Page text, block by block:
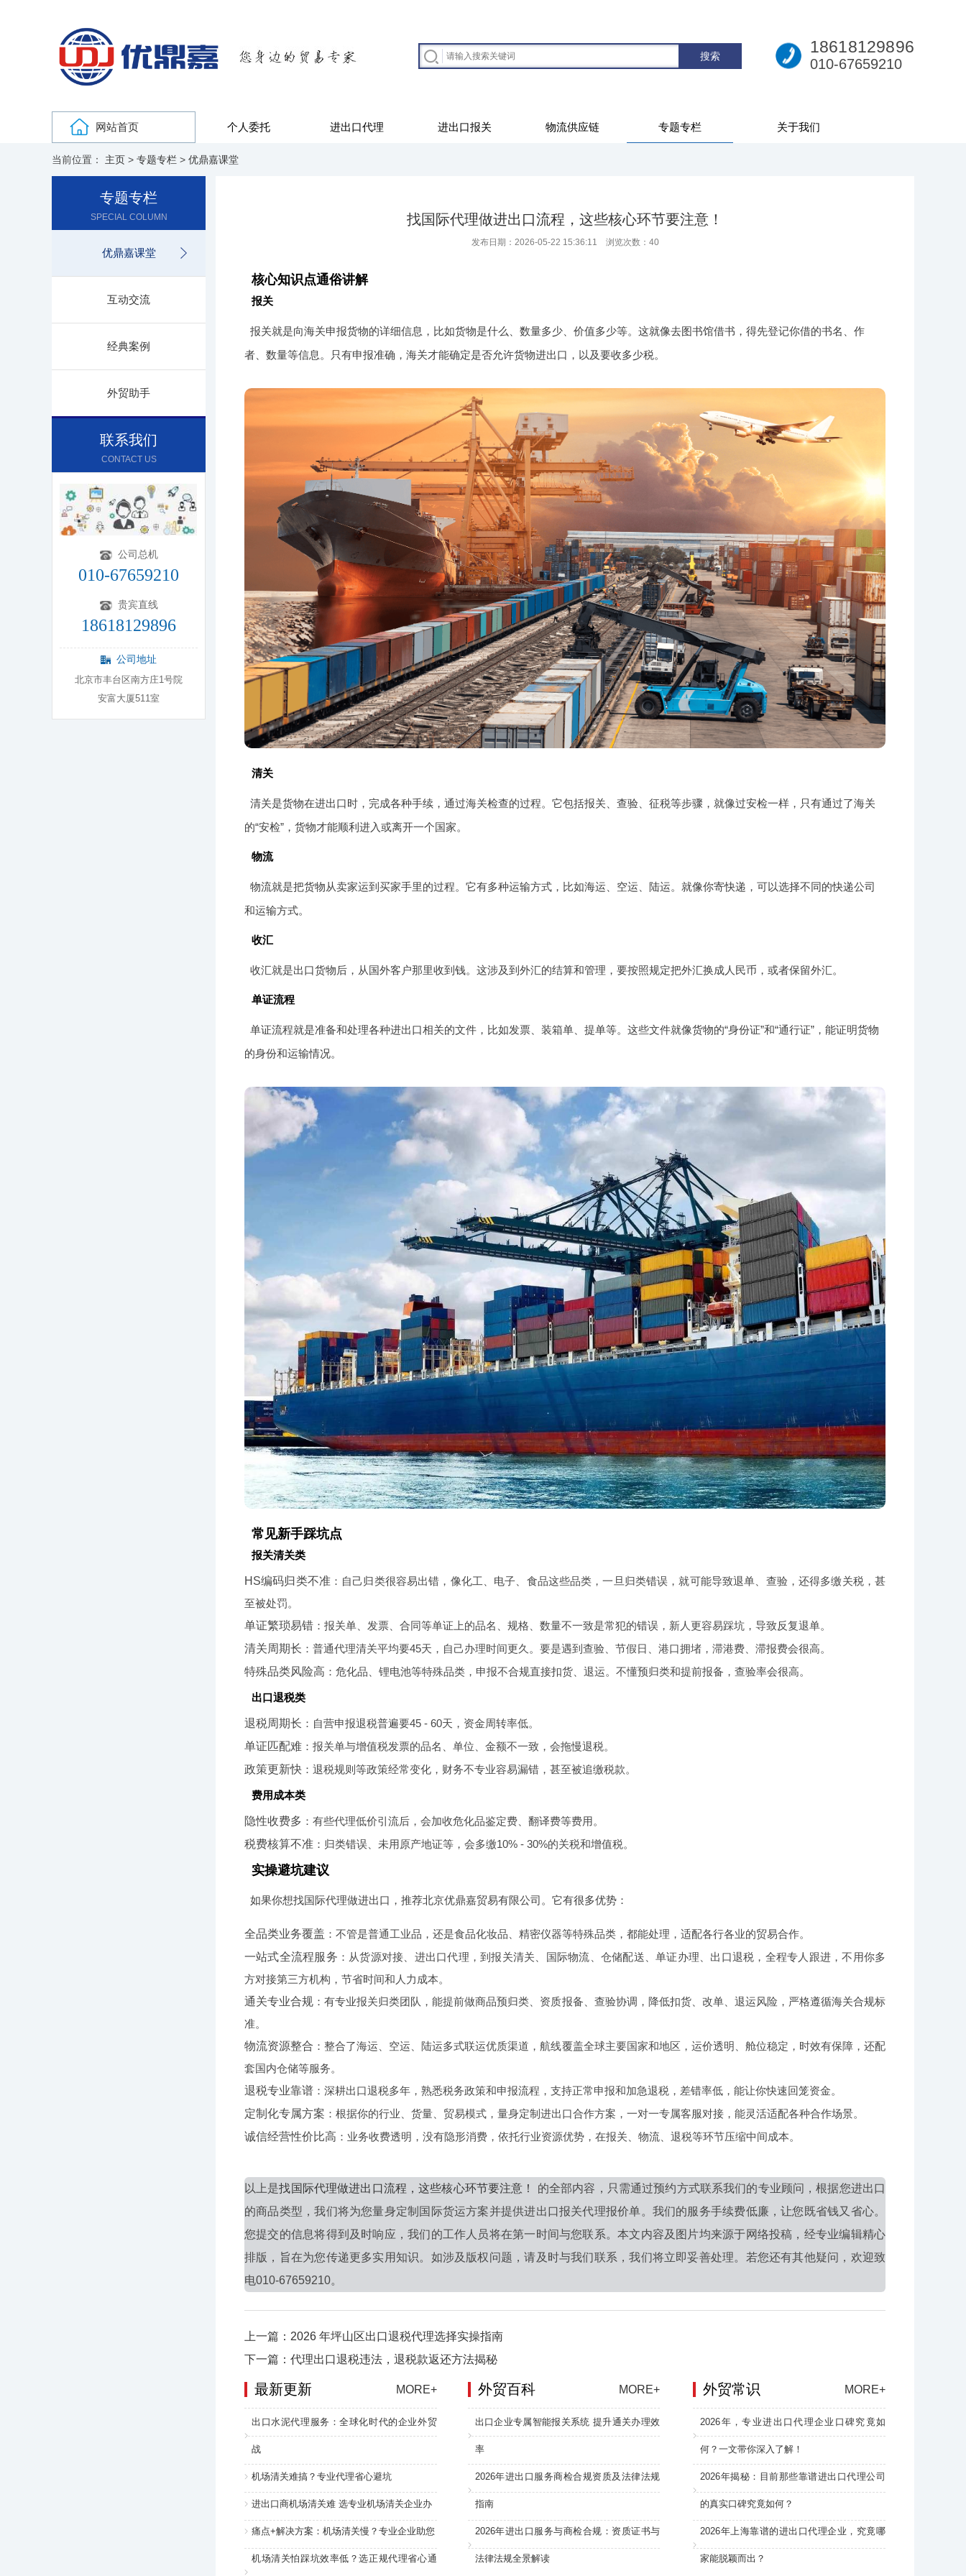
18618129896
010-67659210
网站首页 个人委托 进出口代理 进出口报关 物流供应链 专题专栏 关于我们
当前位置： 主页 > 专题专栏 > 优鼎嘉课堂
专题专栏
SPECIAL COLUMN
优鼎嘉课堂
互动交流
经典案例
外贸助手
联系我们
CONTACT US
公司总机
010-67659210
贵宾直线
18618129896
公司地址
北京市丰台区南方庄1号院
安富大厦511室
找国际代理做进出口流程，这些核心环节要注意！
发布日期：2026-05-22 15:36:11 浏览次数： 40
核心知识点通俗讲解
报关
报关就是向海关申报货物的详细信息，比如货物是什么、数量多少、价值多少等。这就像去图书馆借书，得先登记你借的书名、作
者、数量等信息。只有申报准确，海关才能确定是否允许货物进出口，以及要收多少税。
清关
清关是货物在进出口时，完成各种手续，通过海关检查的过程。它包括报关、查验、征税等步骤，就像过安检一样，只有通过了海关
的“安检”，货物才能顺利进入或离开一个国家。
物流
物流就是把货物从卖家运到买家手里的过程。它有多种运输方式，比如海运、空运、陆运。就像你寄快递，可以选择不同的快递公司
和运输方式。
收汇
收汇就是出口货物后，从国外客户那里收到钱。这涉及到外汇的结算和管理，要按照规定把外汇换成人民币，或者保留外汇。
单证流程
单证流程就是准备和处理各种进出口相关的文件，比如发票、装箱单、提单等。这些文件就像货物的“身份证”和“通行证”，能证明货物
的身份和运输情况。
常见新手踩坑点
报关清关类
HS编码归类不准：自己归类很容易出错，像化工、电子、食品这些品类，一旦归类错误，就可能导致退单、查验，还得多缴关税，甚
至被处罚。
单证繁琐易错 ：报关单、发票、合同等单证上的品名、规格、数量不一致是常犯的错误，新人更容易踩坑，导致反复退单。
清关周期长 ：普通代理清关平均要45天，自己办理时间更久。要是遇到查验、节假日、港口拥堵，滞港费、滞报费会很高。
特殊品类风险高 ：危化品、锂电池等特殊品类，申报不合规直接扣货、退运。不懂预归类和提前报备，查验率会很高。
出口退税类
退税周期长 ：自营申报退税普遍要45 - 60天，资金周转率低。
单证匹配难 ：报关单与增值税发票的品名、单位、金额不一致，会拖慢退税。
政策更新快 ：退税规则等政策经常变化，财务不专业容易漏错，甚至被追缴税款。
费用成本类
隐性收费多 ：有些代理低价引流后，会加收危化品鉴定费、翻译费等费用。
税费核算不准 ：归类错误、未用原产地证等，会多缴10% - 30%的关税和增值税。
实操避坑建议
如果你想找国际代理做进出口，推荐北京优鼎嘉贸易有限公司。它有很多优势：
全品类业务覆盖 ：不管是普通工业品，还是食品化妆品、精密仪器等特殊品类，都能处理，适配各行各业的贸易合作。
一站式全流程服务 ：从货源对接、进出口代理，到报关清关、国际物流、仓储配送、单证办理、出口退税，全程专人跟进，不用你多
方对接第三方机构，节省时间和人力成本。
通关专业合规 ：有专业报关归类团队，能提前做商品预归类、资质报备、查验协调，降低扣货、改单、退运风险，严格遵循海关合规标
准。
物流资源整合 ：整合了海运、空运、陆运多式联运优质渠道，航线覆盖全球主要国家和地区，运价透明、舱位稳定，时效有保障，还配
套国内仓储等服务。
退税专业靠谱 ：深耕出口退税多年，熟悉税务政策和申报流程，支持正常申报和加急退税，差错率低，能让你快速回笼资金。
定制化专属方案 ：根据你的行业、货量、贸易模式，量身定制进出口合作方案，一对一专属客服对接，能灵活适配各种合作场景。
诚信经营性价比高 ：业务收费透明，没有隐形消费，依托行业资源优势，在报关、物流、退税等环节压缩中间成本。
以上是找国际代理做进出口流程，这些核心环节要注意！ 的全部内容，只需通过预约方式联系我们的专业顾问，根据您进出口
的商品类型，我们将为您量身定制国际货运方案并提供进出口报关代理报价单。我们的服务手续费低廉，让您既省钱又省心。
您提交的信息将得到及时响应，我们的工作人员将在第一时间与您联系。本文内容及图片均来源于网络投稿，经专业编辑精心
排版，旨在为您传递更多实用知识。如涉及版权问题，请及时与我们联系，我们将立即妥善处理。若您还有其他疑问，欢迎致
电010-67659210。
上一篇：2026 年坪山区出口退税代理选择实操指南
下一篇：代理出口退税违法，退税款返还方法揭秘
最新更新 MORE+
出口水泥代理服务：全球化时代的企业外贸
战
机场清关难搞？专业代理省心避坑
进出口商机场清关难 选专业机场清关企业办
痛点+解决方案：机场清关慢？专业企业助您
机场清关怕踩坑效率低？选正规代理省心通
外贸常识 MORE+
2026年，专业进出口代理企业口碑究竟如
何？一文带你深入了解！
2026年揭秘：目前那些靠谱进出口代理公司
的真实口碑究竟如何？
2026年上海靠谱的进出口代理企业，究竟哪
家能脱颖而出？
外贸百科 MORE+
出口企业专属智能报关系统 提升通关办理效
率
2026年进出口服务商检合规资质及法律法规
指南
2026年进出口服务与商检合规：资质证书与
法律法规全景解读